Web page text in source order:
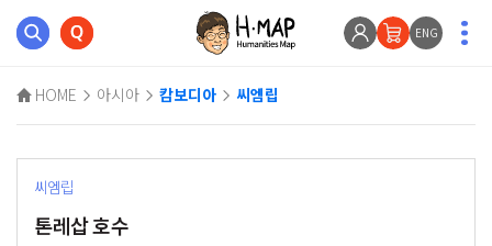
ENG
HOME 아시아 캄보디아 씨엠립
씨엠립
톤레삽 호수